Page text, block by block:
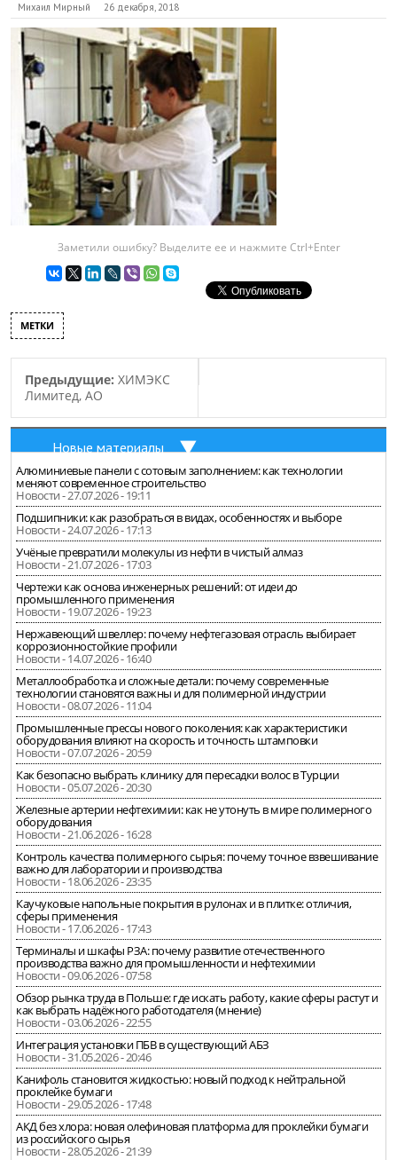
Михаил Мирный 26 декабря, 2018
Заметили ошибку? Выделите ее и нажмите Ctrl+Enter
МЕТКИ
Предыдущие: ХИМЭКС
Лимитед, АО
Новые материалы
Алюминиевые панели с сотовым заполнением: как технологии
меняют современное строительство
Новости - 27.07.2026 - 19:11
Подшипники: как разобраться в видах, особенностях и выборе
Новости - 24.07.2026 - 17:13
Учёные превратили молекулы из нефти в чистый алмаз
Новости - 21.07.2026 - 17:03
Чертежи как основа инженерных решений: от идеи до
промышленного применения
Новости - 19.07.2026 - 19:23
Нержавеющий швеллер: почему нефтегазовая отрасль выбирает
коррозионностойкие профили
Новости - 14.07.2026 - 16:40
Металлообработка и сложные детали: почему современные
технологии становятся важны и для полимерной индустрии
Новости - 08.07.2026 - 11:04
Промышленные прессы нового поколения: как характеристики
оборудования влияют на скорость и точность штамповки
Новости - 07.07.2026 - 20:59
Как безопасно выбрать клинику для пересадки волос в Турции
Новости - 05.07.2026 - 20:30
Железные артерии нефтехимии: как не утонуть в мире полимерного
оборудования
Новости - 21.06.2026 - 16:28
Контроль качества полимерного сырья: почему точное взвешивание
важно для лаборатории и производства
Новости - 18.06.2026 - 23:35
Каучуковые напольные покрытия в рулонах и в плитке: отличия,
сферы применения
Новости - 17.06.2026 - 17:43
Терминалы и шкафы РЗА: почему развитие отечественного
производства важно для промышленности и нефтехимии
Новости - 09.06.2026 - 07:58
Обзор рынка труда в Польше: где искать работу, какие сферы растут и
как выбрать надёжного работодателя (мнение)
Новости - 03.06.2026 - 22:55
Интеграция установки ПБВ в существующий АБЗ
Новости - 31.05.2026 - 20:46
Канифоль становится жидкостью: новый подход к нейтральной
проклейке бумаги
Новости - 29.05.2026 - 17:48
АКД без хлора: новая олефиновая платформа для проклейки бумаги
из российского сырья
Новости - 28.05.2026 - 21:39